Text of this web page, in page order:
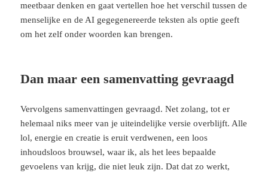
meetbaar denken en gaat vertellen hoe het verschil tussen de
menselijke en de AI gegegenereerde teksten als optie geeft
om het zelf onder woorden kan brengen.
Dan maar een samenvatting gevraagd
Vervolgens samenvattingen gevraagd. Net zolang, tot er
helemaal niks meer van je uiteindelijke versie overblijft. Alle
lol, energie en creatie is eruit verdwenen, een loos
inhoudsloos brouwsel, waar ik, als het lees bepaalde
gevoelens van krijg, die niet leuk zijn. Dat dat zo werkt,